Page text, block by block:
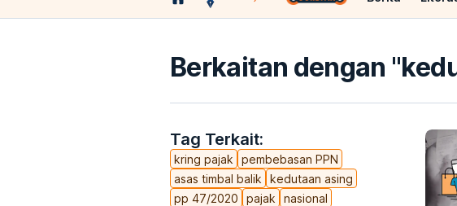
Berkaitan dengan "
Tag Terkait:
kring pajak
pembebasan PPN
asas timbal balik
kedutaan asing
pp 47/2020
pajak nasional